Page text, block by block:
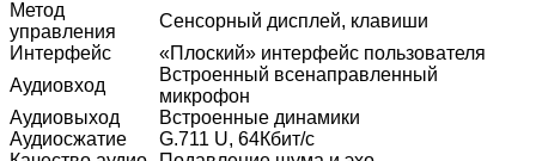
Метод
управления
Сенсорный дисплей, клавиши
Интерфейс
«Плоский» интерфейс пользователя
Аудиовход
Встроенный всенаправленный
микрофон
Аудиовыход
Встроенные динамики
Аудиосжатие
G.711 U, 64Кбит/с